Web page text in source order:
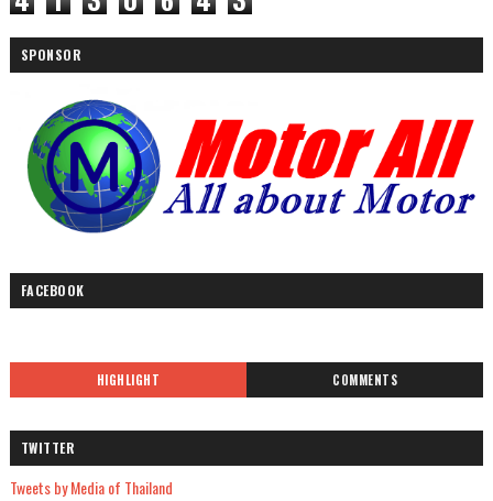
SPONSOR
FACEBOOK
HIGHLIGHT COMMENTS
TWITTER
Tweets by Media of Thailand